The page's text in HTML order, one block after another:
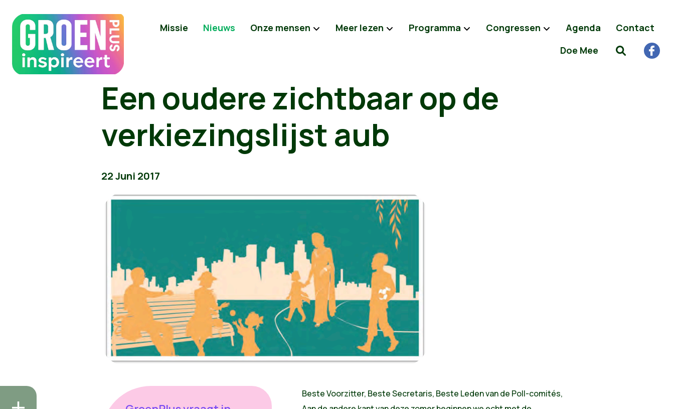
Missie Nieuws Onze mensen Meer lezen Programma Congressen Agenda
Contact
Doe Mee
Een oudere zichtbaar op de
verkiezingslijst aub
22 Juni 2017
Beste Voorzitter, Beste Secretaris, Beste Leden van de Poll-comités,